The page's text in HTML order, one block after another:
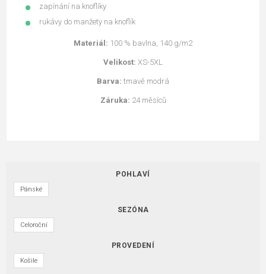
zapínání na knoflíky
rukávy do manžety na knoflík
Materiál: 100 % bavlna, 140 g/m2
Velikost: XS-5XL
Barva: tmavě modrá
Záruka: 24 měsíců
POHLAVÍ
Pánské
SEZÓNA
Celoroční
PROVEDENÍ
Košile